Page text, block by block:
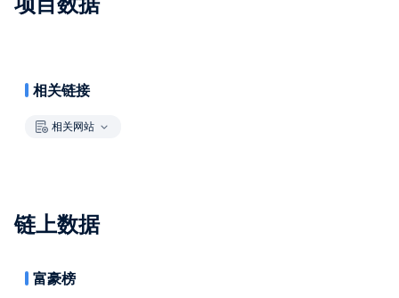
相关链接
相关网站
链上数据
富豪榜